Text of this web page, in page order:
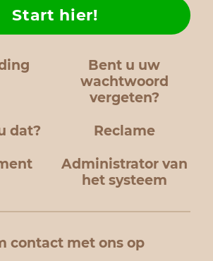
Bent u uw
wachtwoord
vergeten?
dat?
Start hier!
Reclame
Administrator van
het systeem
contact met ons op